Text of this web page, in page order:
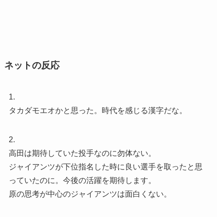
ネットの反応
1.
タカダモエオかと思った。時代を感じる漢字だな。
2.
高田は期待していた投手なのに勿体ない。
ジャイアンツが下位指名した時に良い選手を取ったと思
っていたのに。今後の活躍を期待します。
原の思考が中心のジャイアンツは面白くない。